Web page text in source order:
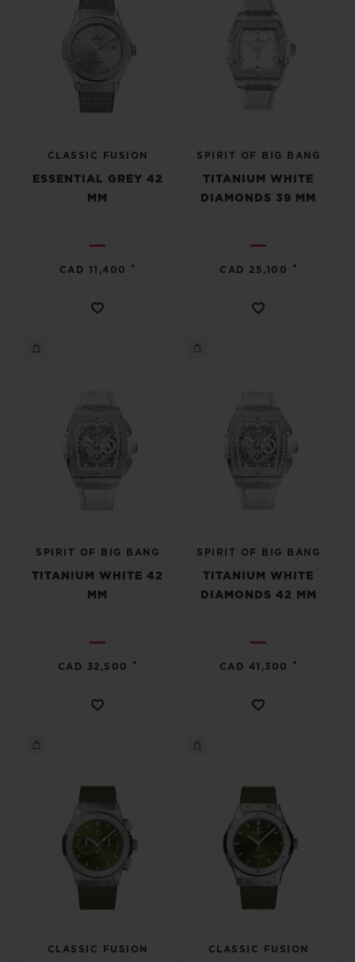
CLASSIC FUSION
ESSENTIAL GREY 42
MM
CAD 11,400 •
SPIRIT OF BIG BANG
TITANIUM WHITE
DIAMONDS 39 MM
CAD 25,100 •
SPIRIT OF BIG BANG
TITANIUM WHITE 42
MM
CAD 32,500 •
SPIRIT OF BIG BANG
TITANIUM WHITE
DIAMONDS 42 MM
CAD 41,300 •
CLASSIC FUSION CLASSIC FUSION